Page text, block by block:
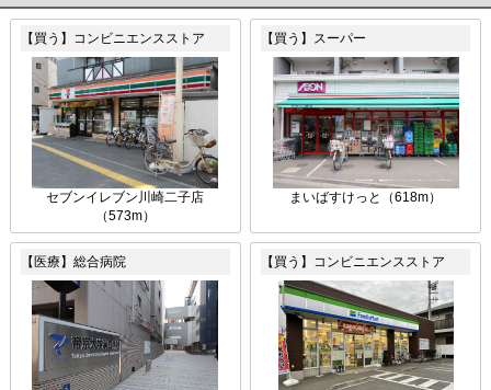
【買う】コンビニエンスストア
セブンイレブン川崎二子店
（573m）
【買う】スーパー
まいばすけっと（618m）
【医療】総合病院 【買う】コンビニエンスストア